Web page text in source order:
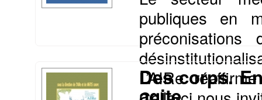
publiques en
L’AIRe
Des corps.